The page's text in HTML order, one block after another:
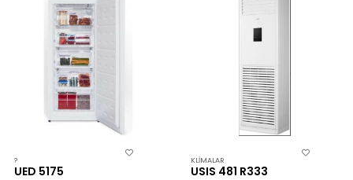
?
UED 5175
KLIMALAR
USIS 481 R333